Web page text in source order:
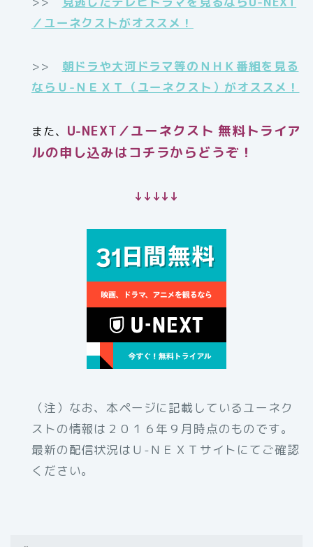
／ユーネクストがオススメ！
>> 朝ドラや大河ドラマ等のＮＨＫ番組を見る
ならＵ-ＮＥＸＴ（ユーネクスト）がオススメ！
また、 U-NEXT／ユーネクスト 無料トライア
ルの申し込みはコチラからどうぞ！
↓↓↓↓↓
（注）なお、本ページに記載しているユーネク
ストの情報は２０１６年９月時点のものです。
最新の配信状況はＵ-ＮＥＸＴサイトにてご確認
ください。